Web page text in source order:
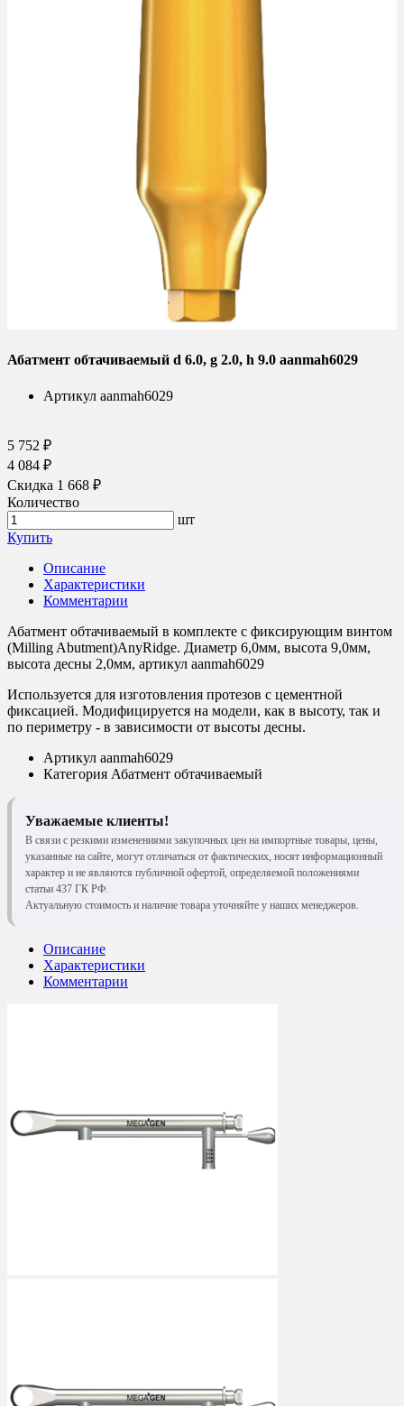
Абатмент обтачиваемый d 6.0, g 2.0, h 9.0 aanmah6029
Артикул aanmah6029
5 752 ₽
4 084 ₽
Скидка 1 668 ₽
Количество
шт
Купить
Описание
Характеристики
Комментарии
Абатмент обтачиваемый в комплекте с фиксирующим винтом
(Milling Abutment)AnyRidge. Диаметр 6,0мм, высота 9,0мм,
высота десны 2,0мм, артикул aanmah6029
Используется для изготовления протезов с цементной
фиксацией. Модифицируется на модели, как в высоту, так и
по периметру - в зависимости от высоты десны.
Артикул aanmah6029
Категория Абатмент обтачиваемый
Уважаемые клиенты!
В связи с резкими изменениями закупочных цен на импортные товары, цены,
указанные на сайте, могут отличаться от фактических, носят информационный
характер и не являются публичной офертой, определяемой положениями
статьи 437 ГК РФ.
Актуальную стоимость и наличие товара уточняйте у наших менеджеров.
Описание
Характеристики
Комментарии